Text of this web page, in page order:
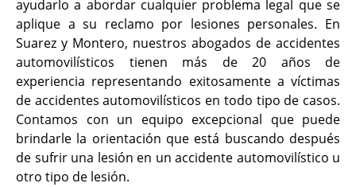
ayudarlo a abordar cualquier problema legal que se
aplique a su reclamo por lesiones personales. En
Suarez y Montero, nuestros abogados de accidentes
automovilísticos tienen más de 20 años de
experiencia representando exitosamente a víctimas
de accidentes automovilísticos en todo tipo de casos.
Contamos con un equipo excepcional que puede
brindarle la orientación que está buscando después
de sufrir una lesión en un accidente automovilístico u
otro tipo de lesión.